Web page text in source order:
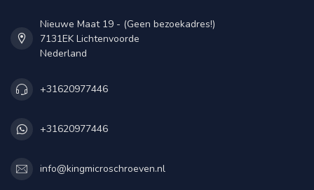
Nieuwe Maat 19 - (Geen bezoekadres!)
7131EK Lichtenvoorde
Nederland
+31620977446
+31620977446
info@kingmicroschroeven.nl